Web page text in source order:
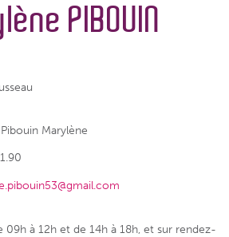
PIBOUIN
Pibouin Marylène
09h à 12h et de 14h à 18h, et sur rendez-